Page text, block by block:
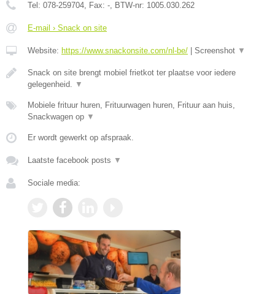
Tel: 078-259704, Fax: -, BTW-nr: 1005.030.262
E-mail › Snack on site
Website: https://www.snackonsite.com/nl-be/ Screenshot ▼
Snack on site brengt mobiel frietkot ter plaatse voor iedere
gelegenheid. ▼
Mobiele frituur huren, Frituurwagen huren, Frituur aan huis,
Snackwagen op ▼
Er wordt gewerkt op afspraak.
Laatste facebook posts ▼
Sociale media: